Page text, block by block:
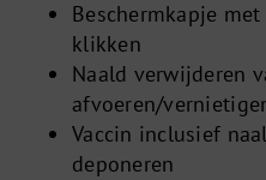
Beschermkapje
klikken
Naald verwijderen
afvoeren/
Vaccin inclusief
deponeren